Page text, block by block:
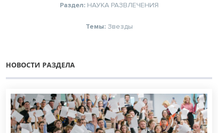
Раздел: НАУКА РАЗВЛЕЧЕНИЯ
Темы: Звезды
НОВОСТИ РАЗДЕЛА